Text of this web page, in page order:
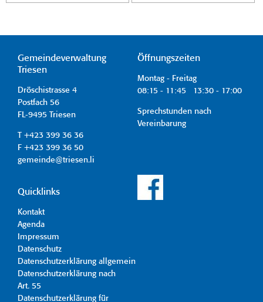
Gemeindeverwaltung
Triesen
Dröschistrasse 4
Postfach 56
FL-9495 Triesen
T +423 399 36 36
F +423 399 36 50
gemeinde@triesen.li
Öffnungszeiten
Montag - Freitag
08:15 - 11:45 13:30 - 17:00
Sprechstunden nach
Vereinbarung
Quicklinks
Kontakt
Agenda
Impressum
Datenschutz
Datenschutzerklärung allgemein
Datenschutzerklärung nach
Art. 55
Datenschutzerklärung für